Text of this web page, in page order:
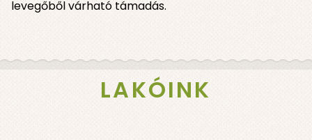
levegőből várható támadás.
LAKÓINK